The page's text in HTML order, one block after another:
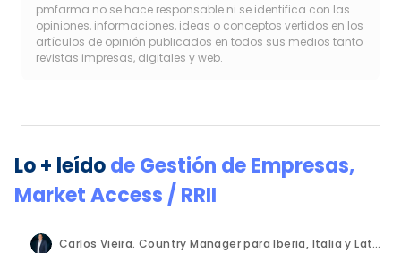
pmfarma no se hace responsable ni se identifica con las
opiniones, informaciones, ideas o conceptos vertidos en los
artículos de opinión publicados en todos sus medios tanto
revistas impresas, digitales y web.
Lo + leídodeGestión de Empresas,
Market Access / RRII
Carlos Vieira. Country Manager para Iberia, Italia y Latam. Hornetsecurity.